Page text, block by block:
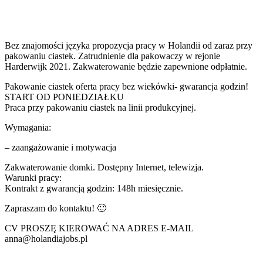
Bez znajomości języka propozycja pracy w Holandii od zaraz przy
pakowaniu ciastek. Zatrudnienie dla pakowaczy w rejonie
Harderwijk 2021. Zakwaterowanie będzie zapewnione odpłatnie.
Pakowanie ciastek oferta pracy bez wiekówki- gwarancja godzin!
START OD PONIEDZIAŁKU
Praca przy pakowaniu ciastek na linii produkcyjnej.
Wymagania:
– zaangażowanie i motywacja
Zakwaterowanie domki. Dostępny Internet, telewizja.
Warunki pracy:
Kontrakt z gwarancją godzin: 148h miesięcznie.
Zapraszam do kontaktu! 🙂
CV PROSZĘ KIEROWAĆ NA ADRES E-MAIL
anna@holandiajobs.pl